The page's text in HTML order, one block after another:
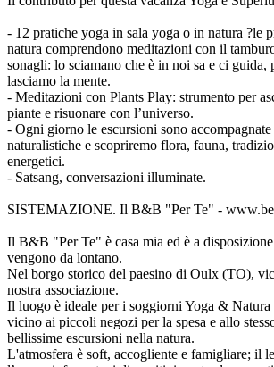
- 12 pratiche yoga in sala yoga o in natura ?le
natura comprendono meditazioni con il
sonagli: lo sciamano che è in noi sa e ci guida,
lasciamo la mente.
- Meditazioni con Plants Play: strumento per
piante e risuonare con l’universo.
- Ogni giorno le escursioni sono
naturalistiche e scopriremo flora, fauna,
energetici.
- Satsang, conversazioni illuminate.
SISTEMAZIONE. Il B&B "Per Te" -
Il B&B "Per Te" è casa mia ed è a
vengono da lontano.
Nel borgo storico del paesino di Oulx (TO),
nostra associazione.
Il luogo è ideale per i soggiorni Yoga & Natura
vicino ai piccoli negozi per la spesa e allo
bellissime escursioni nella natura.
L'atmosfera è soft, accogliente e famigliare; il